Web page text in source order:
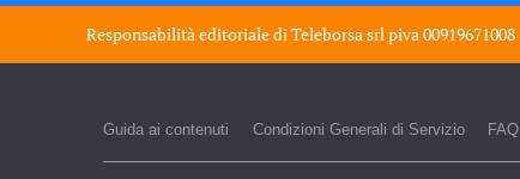
Responsabilità editoriale di Teleborsa srl piva 00919671008
Guida ai contenuti Condizioni Generali di Servizio FAQ